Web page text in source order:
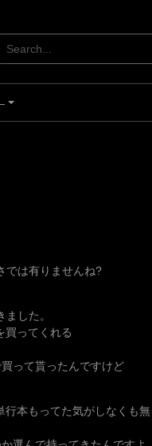
+
では有りませんね?
した。
買ってくれる
って貰ったんですけど
本もってた気がしなくも無